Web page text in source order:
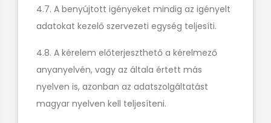
4.7. A benyújtott igényeket mindig az igényelt
adatokat kezelő szervezeti egység teljesíti.
4.8. A kérelem előterjeszthető a kérelmező
anyanyelvén, vagy az általa értett más
nyelven is, azonban az adatszolgáltatást
magyar nyelven kell teljesíteni.